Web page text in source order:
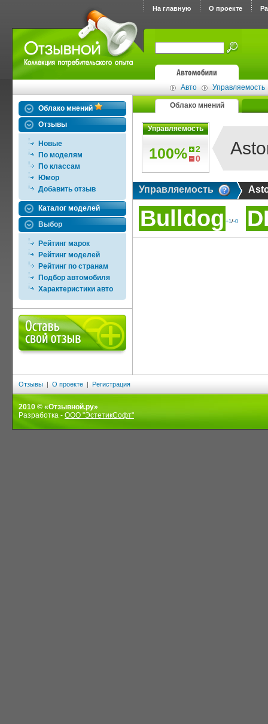
На главную О проекте
Авто Управляемость
Облако мнений
Отзывы
Новые
По моделям
По классам
Юмор
Добавить отзыв
Каталог моделей
Выбор
Рейтинг марок
Рейтинг моделей
Рейтинг по странам
Подбор автомобиля
Характеристики авто
Облако мнений
Управляемость
100%
2
0
Управляемость
Bulldog +1/-0
Отзывы | О проекте | Регистрация
2010 © «Отзывной.ру»
Разработка - ООО "ЭстетикСофт"